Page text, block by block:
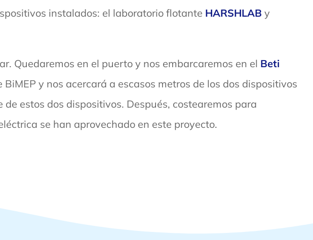
instalados: el laboratorio flotante HARSHLAB y
Quedaremos en el puerto y nos embarcaremos en el Beti
y nos acercará a escasos metros de los dos dispositivos
estos dos dispositivos. Después, costearemos para
se han aprovechado en este proyecto.